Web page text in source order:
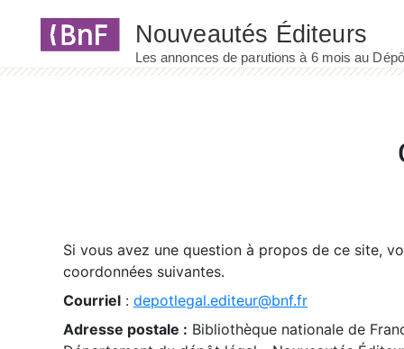
Si vous avez une question à propos de ce site,
coordonnées suivantes.
Courriel : depotlegal.editeur@bnf.fr
Adresse postale : Bibliothèque nationale de